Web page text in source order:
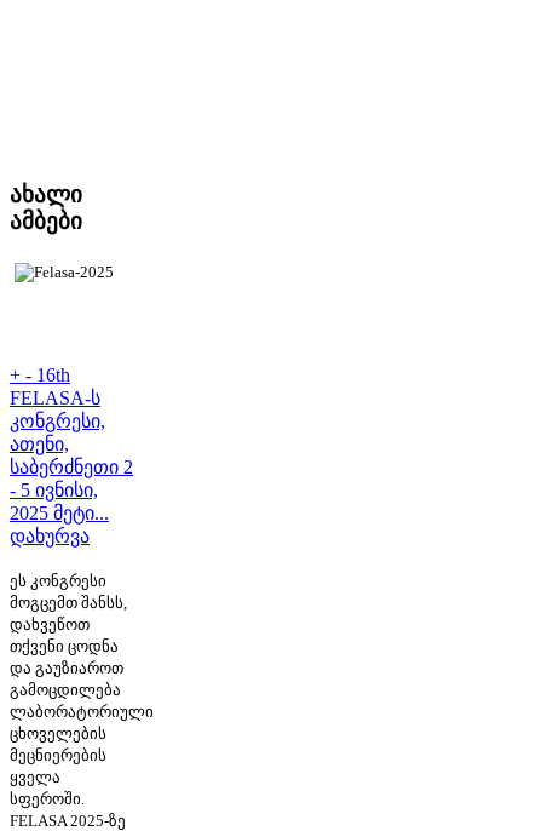
ახალი
ამბები
+ - 16th
FELASA-ს
კონგრესი,
ათენი,
საბერძნეთი 2
- 5 ივნისი,
2025 მეტი...
დახურვა
ეს კონგრესი
მოგცემთ შანსს,
დახვეწოთ
თქვენი ცოდნა
და გაუზიაროთ
გამოცდილება
ლაბორატორიული
ცხოველების
მეცნიერების
ყველა
სფეროში.
FELASA 2025-ზე